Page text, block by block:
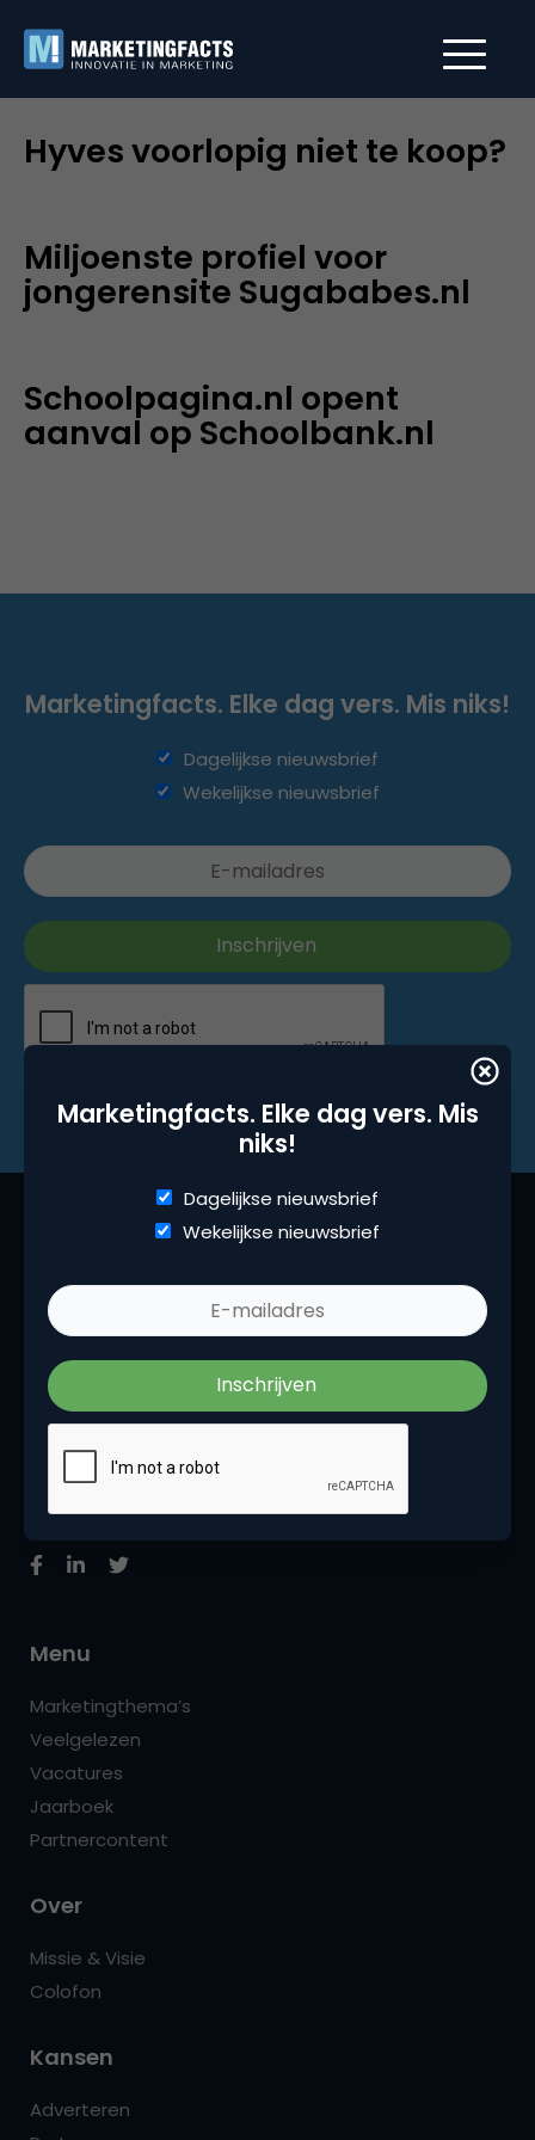
Hyves voorlopig niet te koop?
Miljoenste profiel voor
jongerensite Sugababes.nl
Schoolpagina.nl opent
aanval op Schoolbank.nl
Marketingfacts. Elke dag vers. Mis
niks!
Dagelijkse nieuwsbrief
Wekelijkse nieuwsbrief
Marketingfacts. Elke dag vers. Mis niks!
Dagelijkse nieuwsbrief
Wekelijkse nieuwsbrief
Marketingfacts is een beetje van ons allemaal,
iedere dag vers. Wij zijn hét platform voor
podcasts, blogs, opinies en recencies die ons als
marketingcommunity binden.
Menu
Marketingthema’s
Veelgelezen
Vacatures
Jaarboek
Partnercontent
Over
Missie & Visie
Colofon
Kansen
Adverteren